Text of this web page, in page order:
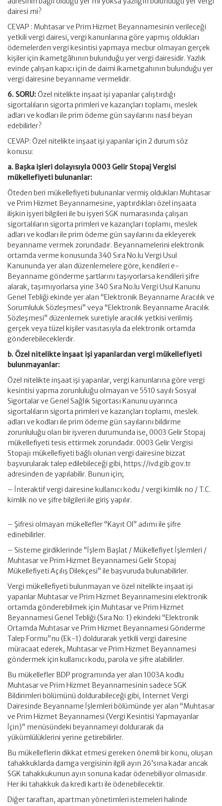
dairesi mi?
CEVAP : Muhtasar ve Prim Hizmet Beyannamesinin verileceği
yetkili vergi dairesi, vergi kanunlarına göre yapmış oldukları
ödemelerden vergi kesintisi yapmaya mecbur olmayan gerçek
kişiler için ikametgâhının bulunduğu yer vergi dairesidir. Yazlık
evinde çalışan kapıcı için de daimi ikametgahının bulunduğu yer
vergi dairesine beyanname vermelidir.
6. SORU:Özel nitelikte inşaat işi yapanlar çalıştırdığı
sigortalıların sigorta primleri ve kazançları toplamı, meslek
adları ve kodları ile prim ödeme gün sayılarını nasıl beyan
edebilirler?
CEVAP: Özel nitelikte inşaat işi yapanlar için 2 durum söz
konusu:
a. Başka işleri dolayısıyla 0003 Gelir Stopaj Vergisi
mükellefiyeti bulunanlar:
Öteden beri mükellefiyeti bulunanlar vermiş oldukları Muhtasar
ve Prim Hizmet Beyannamesine, yaptırdıkları özel inşaata
ilişkin işyeri bilgileri ile bu işyeri SGK numarasında çalışan
sigortalıların sigorta primleri ve kazançları toplamı, meslek
adları ve kodları ile prim ödeme gün sayılarını da ekleyerek
beyanname vermek zorundadır. Beyannamelerini elektronik
ortamda verme konusunda 340 Sıra No.lu Vergi Usul
Kanununda yer alan düzenlemelere göre, kendileri e-
Beyanname gönderme şartlarını taşıyorlarsa kendileri şifre
alarak, taşımıyorlarsa yine 340 Sıra No.lu Vergi Usul Kanunu
Genel Tebliği ekinde yer alan “Elektronik Beyanname Aracılık ve
Sorumluluk Sözleşmesi” veya “Elektronik Beyanname Aracılık
Sözleşmesi” düzenlemek suretiyle aracılık yetkisi verilmiş
gerçek veya tüzel kişiler vasıtasıyla da elektronik ortamda
gönderebileceklerdir.
b. Özel nitelikte inşaat işi yapanlardan vergi mükellefiyeti
bulunmayanlar:
Özel nitelikte inşaat işi yapanlar, vergi kanunlarına göre vergi
kesintisi yapma zorunluluğu olmayan ve 5510 sayılı Sosyal
Sigortalar ve Genel Sağlık Sigortası Kanunu uyarınca
sigortalıların sigorta primleri ve kazançları toplamı, meslek
adları ve kodları ile prim ödeme gün sayılarını bildirme
zorunluluğu olan bir işveren durumunda ise, 0003 Gelir Stopaj
mükellefiyeti tesis ettirmek zorundadır. 0003 Gelir Vergisi
Stopajı mükellefiyeti bağlı olunan vergi dairesine bizzat
başvurularak talep edilebileceği gibi, https://ivd.gib.gov.tr
adresinden de yapılabilir. Bunun için;
– İnteraktif vergi dairesine kullanıcı kodu / vergi kimlik no / T.C.
kimlik no ve şifre bilgileri ile giriş yapılır.
– Şifresi olmayan mükellefler “Kayıt Ol” adımı ile şifre
edinebilirler.
– Sisteme girdiklerinde “İşlem Başlat / Mükellefiyet İşlemleri /
Muhtasar ve Prim Hizmet Beyannamesi Gelir Stopaj
Mükellefiyeti Açılış Dilekçesi” ile başvuruda bulunabilirler.
Vergi mükellefiyeti bulunmayan ve özel nitelikte inşaat işi
yapanlar Muhtasar ve Prim Hizmet Beyannamesini elektronik
ortamda gönderebilmek için Muhtasar ve Prim Hizmet
Beyannamesi Genel Tebliği (Sıra No: 1) ekindeki “Elektronik
Ortamda Muhtasar ve Prim Hizmet Beyannamesi Gönderme
Talep Formu”nu (Ek-1) doldurarak yetkili vergi dairesine
müracaat ederek, Muhtasar ve Prim Hizmet Beyannamesi
göndermek için kullanıcı kodu, parola ve şifre alabilirler.
Bu mükellefler BDP programında yer alan 1003A kodlu
Muhtasar ve Prim Hizmet Beyannamesinin sadece SGK
Bildirimleri bölümünü doldurabileceği gibi, Internet Vergi
Dairesinde Beyanname İşlemleri bölümünde yer alan “Muhtasar
ve Prim Hizmet Beyannamesi (Vergi Kesintisi Yapmayanlar
İçin)” menüsündeki beyannameyi doldurarak da
yükümlülüklerini yerine getirebilirler.
Bu mükelleflerin dikkat etmesi gereken önemli bir konu, oluşan
tahakkuklarda damga vergisinin ilgili ayın 26’sına kadar ancak
SGK tahakkukunun ayın sonuna kadar ödenebiliyor olmasıdır.
Her iki tahakkuk da kredi kartı ile ödenebilecektir.
Diğer taraftan, apartman yönetimleri istemeleri halinde